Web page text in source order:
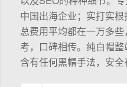
中国出海企业；实打实
总费用平均都在一万多
考，口碑相传。纯白帽
含有任何黑帽手法，安全